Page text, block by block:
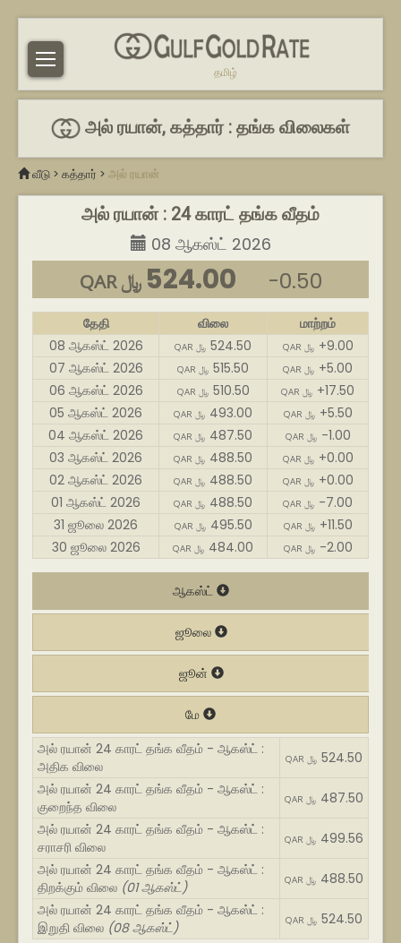
தமிழ்
அல் ரயான், கத்தார் : தங்க விலைகள்
வீடு > கத்தார் > அல் ரயான்
அல் ரயான் : 24 காரட் தங்க வீதம்
08 ஆகஸ்ட் 2026
QAR ﷼ 524.00 -0.50
தேதி விலை
மாற்றம்
08 ஆகஸ்ட் 2026
QAR ﷼ 524.50 QAR ﷼ +9.00
07 ஆகஸ்ட் 2026
QAR ﷼ 515.50 QAR ﷼ +5.00
06 ஆகஸ்ட் 2026
QAR ﷼ 510.50 QAR ﷼ +17.50
05 ஆகஸ்ட் 2026
QAR ﷼ 493.00 QAR ﷼ +5.50
04 ஆகஸ்ட் 2026
QAR ﷼ 487.50 QAR ﷼ -1.00
03 ஆகஸ்ட் 2026
QAR ﷼ 488.50 QAR ﷼ +0.00
02 ஆகஸ்ட் 2026
QAR ﷼ 488.50 QAR ﷼ +0.00
01 ஆகஸ்ட் 2026
QAR ﷼ 488.50 QAR ﷼ -7.00
31 ஜூலை 2026
QAR ﷼ 495.50 QAR ﷼ +11.50
30 ஜூலை 2026
QAR ﷼ 484.00 QAR ﷼ -2.00
ஆகஸ்ட்
ஜூலை
ஜூன்
மே
அல் ரயான் 24 காரட் தங்க வீதம் - ஆகஸ்ட் :
அதிக விலை
QAR ﷼ 524.50
அல் ரயான் 24 காரட் தங்க வீதம் - ஆகஸ்ட் :
குறைந்த விலை
QAR ﷼ 487.50
அல் ரயான் 24 காரட் தங்க வீதம் - ஆகஸ்ட் :
சராசரி விலை
QAR ﷼ 499.56
அல் ரயான் 24 காரட் தங்க வீதம் - ஆகஸ்ட் :
திறக்கும் விலை (01 ஆகஸ்ட்) QAR ﷼ 488.50
அல் ரயான் 24 காரட் தங்க வீதம் - ஆகஸ்ட் :
இறுதி விலை (08 ஆகஸ்ட்) QAR ﷼ 524.50